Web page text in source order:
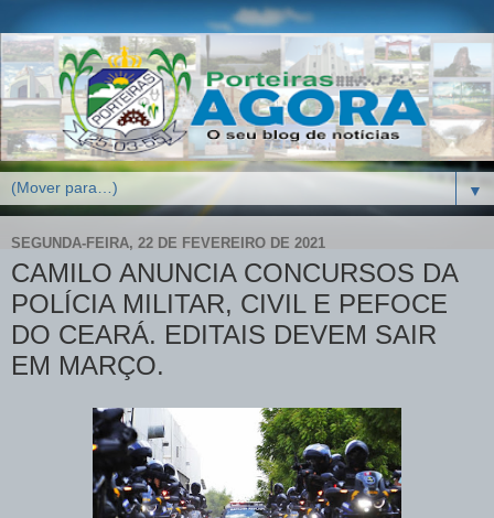
▼
SEGUNDA-FEIRA, 22 DE FEVEREIRO DE 2021
CAMILO ANUNCIA CONCURSOS DA
POLÍCIA MILITAR, CIVIL E PEFOCE
DO CEARÁ. EDITAIS DEVEM SAIR
EM MARÇO.